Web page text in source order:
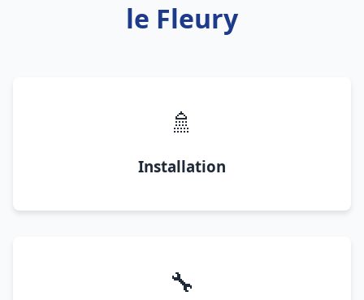
le Fleury
🚿
Installation
🔧